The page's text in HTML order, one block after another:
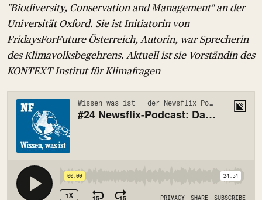
"Biodiversity, Conservation and Management" an der
Universität Oxford. Sie ist Initiatorin von
FridaysForFuture Österreich, Autorin, war Sprecherin
des Klimavolksbegehrens. Aktuell ist sie Vorständin des
KONTEXT Institut für Klimafragen